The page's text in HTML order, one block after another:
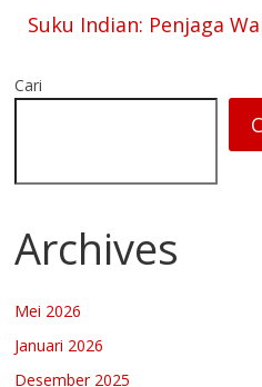
Suku Indian: Penjaga
Cari
Archives
Mei 2026
Januari 2026
Desember 2025